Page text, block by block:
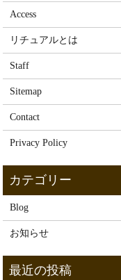
Access
リチュアルとは
Staff
Sitemap
Contact
Privacy Policy
Blog
お知らせ